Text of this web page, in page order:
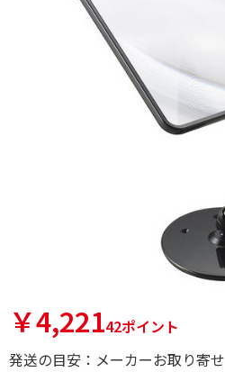
￥4,22142ポイント
発送の目安：メーカーお取り寄せ